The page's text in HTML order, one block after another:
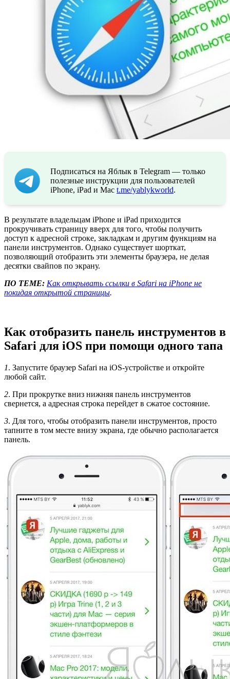
Подписаться на Яблык в Telegram — только
полезные инструкции для пользователей
iPhone, iPad и Mac t.me/yablykworld.
В результате владельцам iPhone и iPad приходится
прокручивать страницу вверх для того, чтобы получить
доступ к адресной строке, закладкам и другим функциям на
панели инструментов. Однако существует шорткат,
позволяющий отобразить эти элементы браузера, не делая
десятки свайпов по экрану.
ПО ТЕМЕ: Как открывать ссылки в Safari на iPhone не
покидая открытой страницы.
Как отобразить панель инструментов в
Safari для iOS при помощи одного тапа
1. Запустите браузер Safari на iOS-устройстве и откройте
любой сайт.
2. При прокрутке вниз нижняя панель инструментов
свернется, а адресная строка перейдет в сжатое состояние.
3. Для того, чтобы отобразить панели инструментов, просто
тапните в том месте внизу экрана, где обычно располагается
панель.